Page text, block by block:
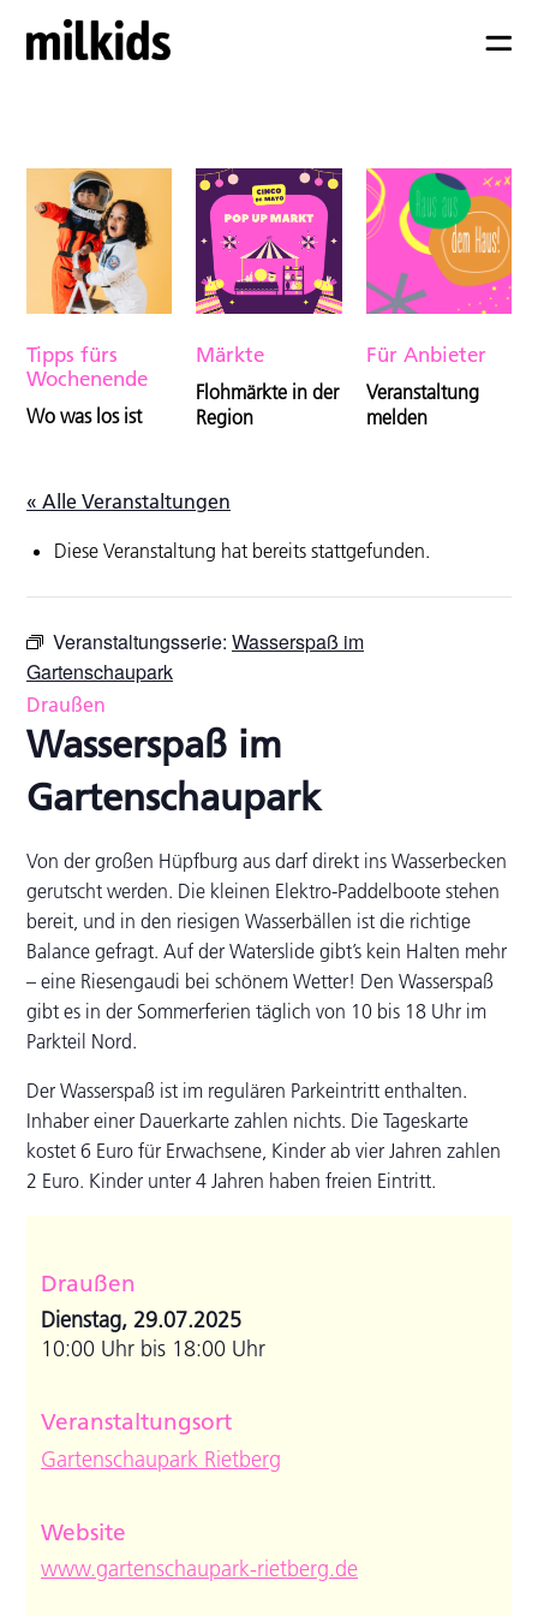
Tipps fürs
Wochenende
Wo was los ist
Märkte
Flohmärkte in der
Region
Für Anbieter
Veranstaltung
melden
« Alle Veranstaltungen
Diese Veranstaltung hat bereits stattgefunden.
Veranstaltungsserie: Wasserspaß im
Gartenschaupark
Draußen
Wasserspaß im
Gartenschaupark
Von der großen Hüpfburg aus darf direkt ins Wasserbecken
gerutscht werden. Die kleinen Elektro-Paddelboote stehen
bereit, und in den riesigen Wasserbällen ist die richtige
Balance gefragt. Auf der Waterslide gibt’s kein Halten mehr
– eine Riesengaudi bei schönem Wetter! Den Wasserspaß
gibt es in der Sommerferien täglich von 10 bis 18 Uhr im
Parkteil Nord.
Der Wasserspaß ist im regulären Parkeintritt enthalten.
Inhaber einer Dauerkarte zahlen nichts. Die Tageskarte
kostet 6 Euro für Erwachsene, Kinder ab vier Jahren zahlen
2 Euro. Kinder unter 4 Jahren haben freien Eintritt.
Draußen
Dienstag, 29.07.2025
10:00 Uhr bis 18:00 Uhr
Veranstaltungsort
Gartenschaupark Rietberg
Website
www.gartenschaupark-rietberg.de